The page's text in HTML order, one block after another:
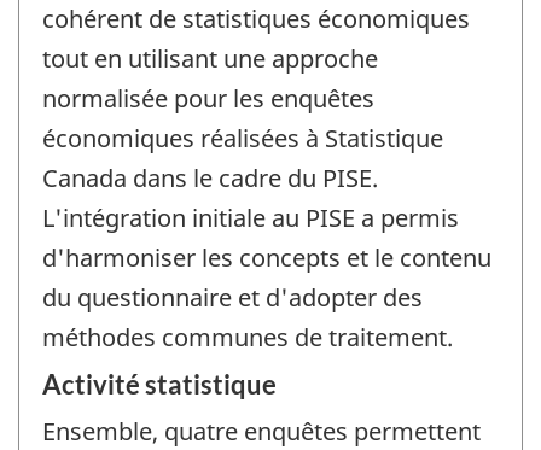
cohérent de statistiques économiques
tout en utilisant une approche
normalisée pour les enquêtes
économiques réalisées à Statistique
Canada dans le cadre du PISE.
L'intégration initiale au PISE a permis
d'harmoniser les concepts et le contenu
du questionnaire et d'adopter des
méthodes communes de traitement.
Activité statistique
Ensemble, quatre enquêtes permettent